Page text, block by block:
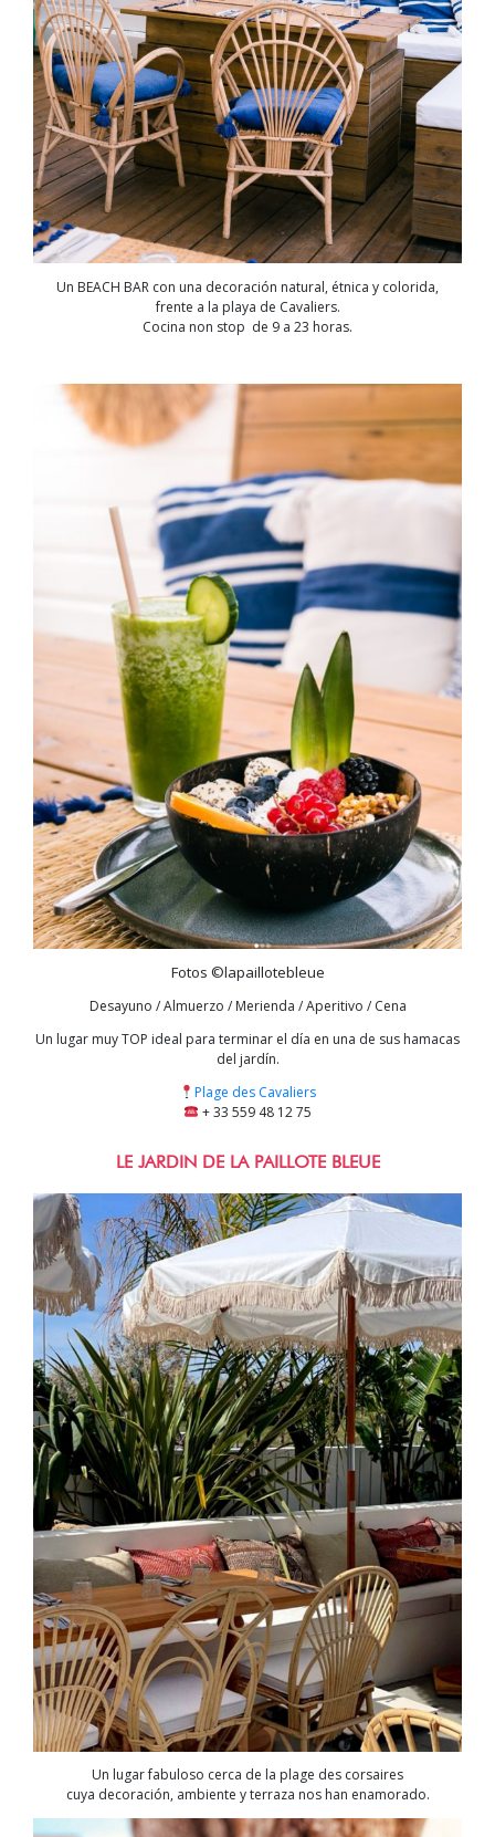
Un BEACH BAR con una decoración natural, étnica y colorida,
frente a la playa de Cavaliers.
Cocina non stop de 9 a 23 horas.
Fotos ©lapaillotebleue
Desayuno / Almuerzo / Merienda / Aperitivo / Cena
Un lugar muy TOP ideal para terminar el día en una de sus hamacas
del jardín.
Plage des Cavaliers
+ 33 559 48 12 75
LE JARDIN DE LA PAILLOTE BLEUE
Un lugar fabuloso cerca de la plage des corsaires
cuya decoración, ambiente y terraza nos han enamorado.